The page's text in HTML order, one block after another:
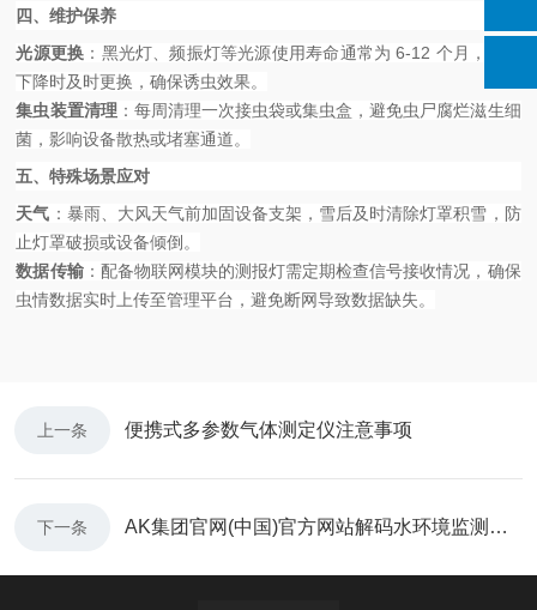
四、维护保养
光源更换 ：黑光灯、频振灯等光源使用寿命通常为 6-12 个月，亮度
下降时及时更换，确保诱虫效果。
集虫装置清理：每周清理一次接虫袋或集虫盒，避免虫尸腐烂滋生细
菌，影响设备散热或堵塞通道。
五、特殊场景应对
天气 ：暴雨、大风天气前加固设备支架，雪后及时清除灯罩积雪，防
止灯罩破损或设备倾倒。
数据传输：配备物联网模块的测报灯需定期检查信号接收情况，确保
虫情数据实时上传至管理平台，避免断网导致数据缺失。
上一条 便携式多参数气体测定仪注意事项
下一条 AK集团官网(中国)官方网站解码水环境监测的全能哨兵